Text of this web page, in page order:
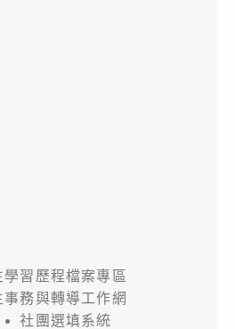
學習歷程檔案專區
事務與轉導工作網
社團選填系統